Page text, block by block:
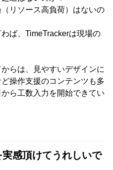
リソース高負荷）はないの
ば、TimeTrackerは現場の
らは、見やすいデザインに
操作支援のコンテンツも多
ら工数入力を開始できてい
感頂けてうれしいで